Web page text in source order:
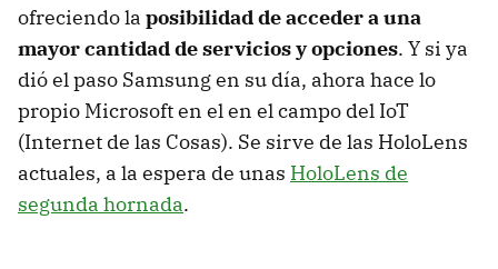
ofreciendo la posibilidad de acceder a una
mayor cantidad de servicios y opciones. Y si ya
dió el paso Samsung en su día, ahora hace lo
propio Microsoft en el en el campo del IoT
(Internet de las Cosas). Se sirve de las HoloLens
actuales, a la espera de unas HoloLens de
segunda hornada.